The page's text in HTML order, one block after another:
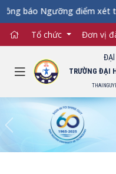
báo Ngưỡng điểm xét
Tổ chức Đơn vị
ĐẠI
TRƯỜNG ĐẠI
Previous